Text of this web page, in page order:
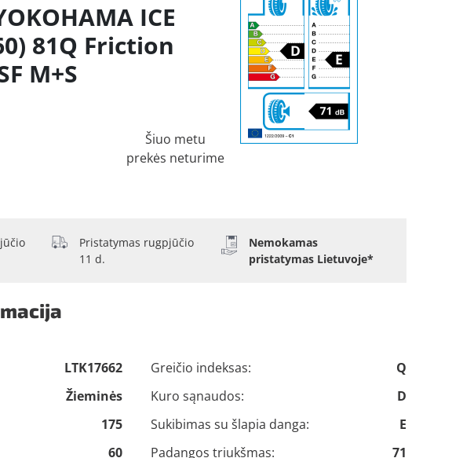
ICE
81Q Friction
M+S
Šiuo metu
prekės neturime
Pristatymas rugpjūčio
11 d.
Nemokamas
pristatymas Lietuvoje*
LTK17662
Žieminės
175
60
Greičio indeksas:
Q
Kuro sąnaudos:
D
Sukibimas su šlapia danga:
E
Padangos triukšmas:
71